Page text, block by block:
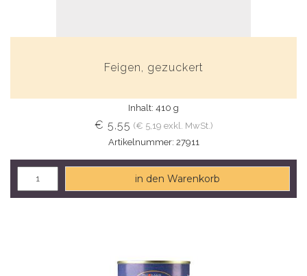
Feigen, gezuckert
Inhalt: 410 g
€ 5,55 (€ 5,19 exkl. MwSt.)
Artikelnummer: 27911
in den Warenkorb